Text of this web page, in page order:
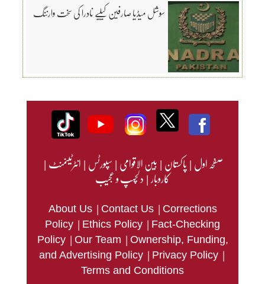
سوشل میڈیا صارفین کیلیے نادرا کی سخت وارننگ
صفحہ اول|پاکستان|بین الاقوامی|سپورٹس|انٹرٹینمنٹ|
کاروبار|دلچسپ و عجیب
About Us | Contact Us | Corrections
Policy | Ethics Policy | Fact-Checking
Policy | Our Team | Ownership, Funding,
and Advertising Policy | Privacy Policy |
Terms and Conditions